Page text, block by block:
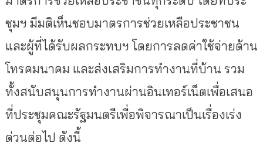
ชุมฯ มีมติเห็นชอบมาตรการช่วยเหลือประชาชน
และผู้ที่ได้รับผลกระทบฯ โดยการลดค่าใช้จ่ายด้าน
โทรคมนาคม และส่งเสริมการทำงานที่บ้าน รวม
ทั้งสนับสนุนการทำงานผ่านอินเทอร์เน็ตเพื่อเสนอ
ที่ประชุมคณะรัฐมนตรีเพื่อพิจารณาเป็นเรื่องเร่ง
ด่วนต่อไป ดังนี้